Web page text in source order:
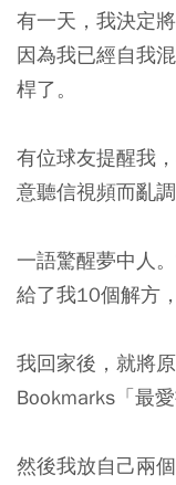
有一天，我決定
因為我已經自我
桿了。
有位球友提醒我
意聽信視頻而亂調
一語驚醒夢中人
給了我10個解方
我回家後，就將
Bookmarks「最
然後我放自己兩